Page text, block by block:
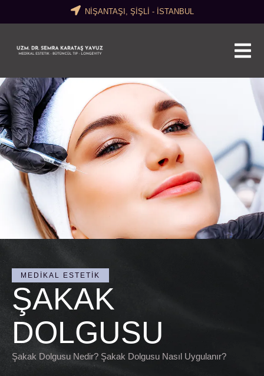
NİŞANTAŞI, ŞİŞLİ - İSTANBUL
MEDIKAL ESTETIK
ŞAKAK
DOLGUSU
Şakak Dolgusu Nedir? Şakak Dolgusu Nasıl Uygulanır?